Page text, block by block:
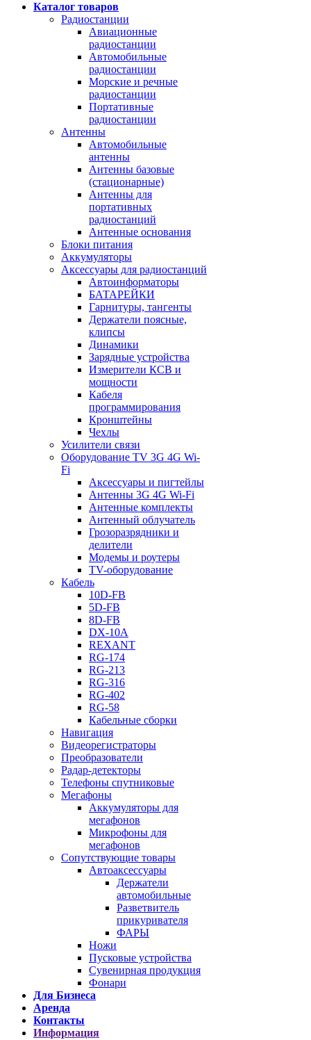
Каталог товаров
Радиостанции
Авиационные
радиостанции
Автомобильные
радиостанции
Морские и речные
радиостанции
Портативные
радиостанции
Антенны
Автомобильные
антенны
Антенны базовые
(стационарные)
Антенны для
портативных
радиостанций
Антенные основания
Блоки питания
Аккумуляторы
Аксессуары для радиостанций
Автоинформаторы
БАТАРЕЙКИ
Гарнитуры, тангенты
Держатели поясные,
клипсы
Динамики
Зарядные устройства
Измерители КСВ и
мощности
Кабеля
программирования
Кронштейны
Чехлы
Усилители связи
Оборудование TV 3G 4G Wi-
Fi
Аксессуары и пигтейлы
Антенны 3G 4G Wi-Fi
Антенные комплекты
Антенный облучатель
Грозоразрядники и
делители
Модемы и роутеры
TV-оборудование
Кабель
10D-FB
5D-FB
8D-FB
DX-10A
REXANT
RG-174
RG-213
RG-316
RG-402
RG-58
Кабельные сборки
Навигация
Видеорегистраторы
Преобразователи
Радар-детекторы
Телефоны спутниковые
Мегафоны
Аккумуляторы для
мегафонов
Микрофоны для
мегафонов
Сопутствующие товары
Автоаксессуары
Держатели
автомобильные
Разветвитель
прикуривателя
ФАРЫ
Ножи
Пусковые устройства
Сувенирная продукция
Фонари
Для Бизнеса
Аренда
Контакты
Информация